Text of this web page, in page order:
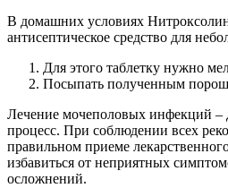
В домашних условиях
антисептическое средство для
Для этого таблетку нужно
Посыпать полученным
Лечение мочеполовых инфекций –
процесс. При соблюдении всех
правильном приеме
избавиться от неприятных
осложнений.